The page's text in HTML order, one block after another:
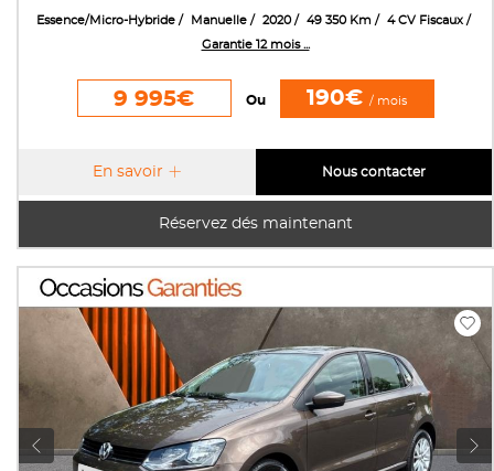
Essence/Micro-Hybride Manuelle 2020 49 350 Km
4 CV Fiscaux
Garantie 12 mois ...
9 995€ Ou 190€ / mois
Réservez dés maintenant
En savoir Nous contacter